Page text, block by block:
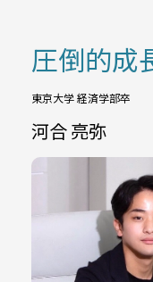
圧倒的成
東京大学 経済学部卒
河合 亮弥